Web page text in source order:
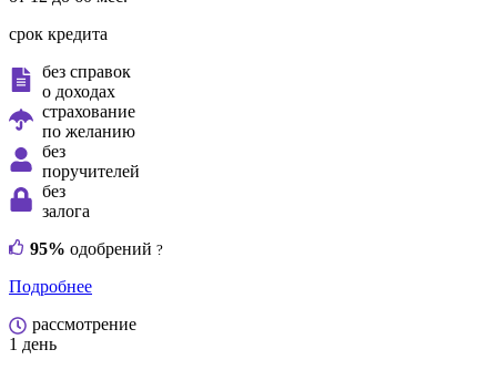
срок кредита
без справок
о доходах
страхование
по желанию
без
поручителей
без
залога
95% одобрений ?
Подробнее
рассмотрение
1 день